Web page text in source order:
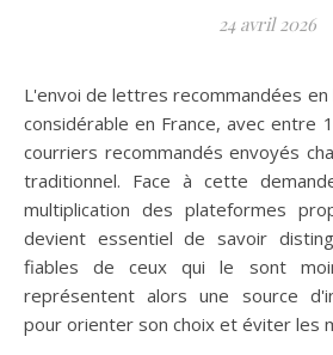
24 avril 2026
L'envoi de lettres recommandées en
considérable en France, avec entre
courriers recommandés envoyés
traditionnel. Face à cette
multiplication des plateformes
devient essentiel de savoir
fiables de ceux qui le sont
représentent alors une source
pour orienter son choix et éviter les